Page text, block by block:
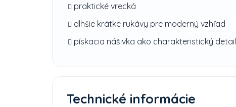
praktické vrecká
dlhšie krátke rukávy pre moderný vzhľad
pískacia nášivka ako charakteristický detail
Technické informácie